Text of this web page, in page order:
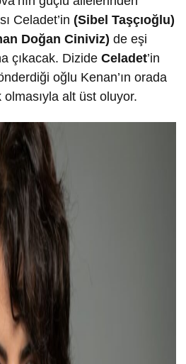
Celadet’in (Sibel Taşçıoğlu)
Doğan Ciniviz) de eşi
çıkacak. Dizide Celadet’in
oğlu Kenan’ın orada
olmasıyla alt üst oluyor.